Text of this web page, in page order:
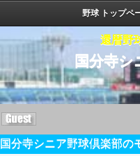
野球 トップペ
還暦野
国分寺シ
国分寺シニア野球倶楽部の